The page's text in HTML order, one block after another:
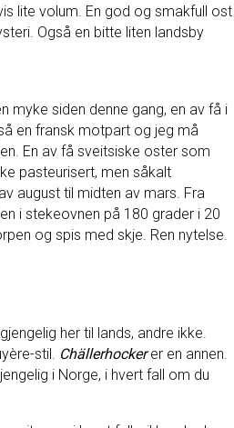
lite volum. En god og smakfull ost
Også en bitte liten landsby
myke siden denne gang, en av få i
en fransk motpart og jeg må
En av få sveitsiske oster som
pasteurisert, men såkalt
august til midten av mars. Fra
i stekeovnen på 180 grader i 20
og spis med skje. Ren nytelse.
her til lands, andre ikke.
stil. Chällerhockerer en annen.
i Norge, i hvert fall om du